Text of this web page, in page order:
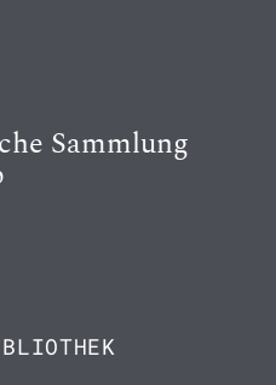
Sammlung